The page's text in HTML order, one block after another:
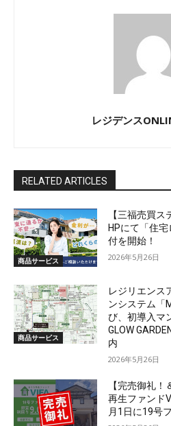
レジデンス
RELATED ARTICLES
商品サービス
【三福売買
HPにて「住
付を開始！
2026年5月26日
商品サービス
レジリエンス
ンシステム「
び、初導入マ
GLOW
内
2026年5月26日
【完売御礼
再生ファンド
月1日に19号